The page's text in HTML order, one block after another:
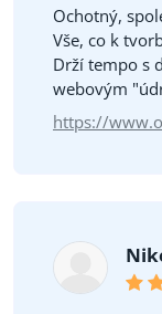
Ochotný,
Vše, co k
Drží tempo s
webovým
https://